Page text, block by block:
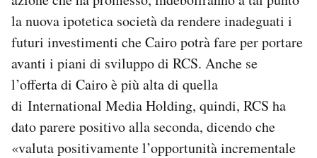
la nuova ipotetica società da rendere inadeguati i
futuri investimenti che Cairo potrà fare per portare
avanti i piani di sviluppo di RCS. Anche se
l’offerta di Cairo è più alta di quella
di International Media Holding, quindi, RCS ha
dato parere positivo alla seconda, dicendo che
«valuta positivamente l’opportunità incrementale